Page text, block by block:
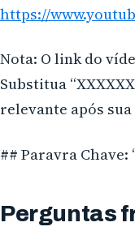
https://
Nota: O link do
Substitua
relevante após
## Paravra Chave:
Perguntas